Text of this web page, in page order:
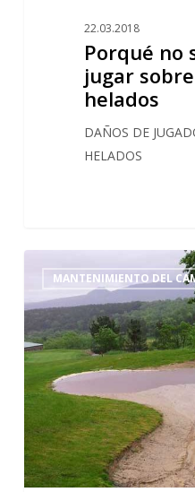
22.03.2018
Porqué no
jugar
helados
DAÑOS DE
HELADOS
próximo
més
de
abril,
se
inician
las
obras
de
MANTENIMIENTO DEL